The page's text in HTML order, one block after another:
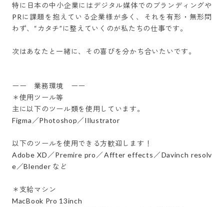
特に日本の中小企業にはデジタル媒体でのブランディングや
PRに課題を抱えている企業様が多く、それを有形・無形問
わず、“カタチ”に整えていくのが私たちの仕事です。
次はあなたと一緒に、その喜びを分かち合いたいです。
ーー　業務環境　ーー
＊使用ツール等
主に以下のツール類を使用しています。
Figma／Photoshop／Illustrator
以下のツールを使用できる方歓迎します！
Adobe XD／Premire pro／Affter effects／Davinch resolv
e／Blender など
＊支給マシン
MacBook Pro 13inch